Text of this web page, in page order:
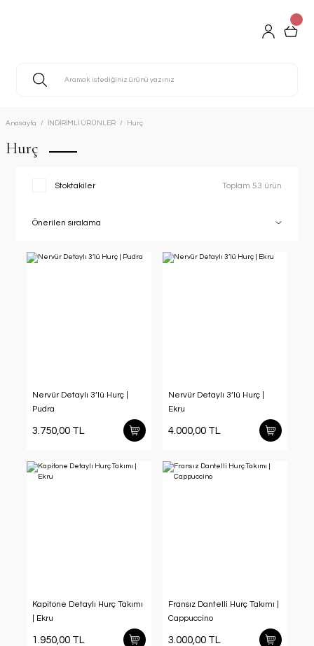
Anasayfa İNDİRİMLİ ÜRÜNLER Hurç
Hurç
Stoktakiler Toplam 53 ürün
Nervür Detaylı 3’lü Hurç |
Pudra
3.750,00 TL
Nervür Detaylı 3’lü Hurç |
Ekru
4.000,00 TL
Kapitone Detaylı Hurç Takımı
| Ekru
1.950,00 TL
Fransız Dantelli Hurç Takımı |
Cappuccino
3.000,00 TL